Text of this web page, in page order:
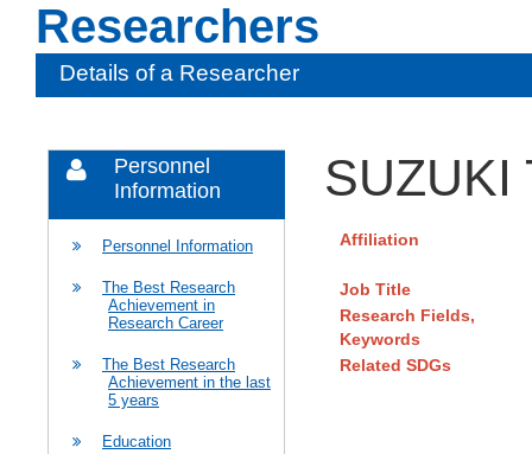
Researchers
Details of a Researcher
Personnel
Information
Personnel Information
The Best Research
Achievement in
Research Career
The Best Research
Achievement in the last
5 years
Education
SUZUKI
Affiliation
Job Title
Research Fields,
Keywords
Related SDGs